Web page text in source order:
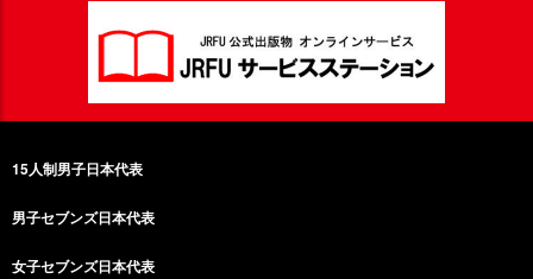
15人制男子日本代表
男子セブンズ日本代表
女子セブンズ日本代表